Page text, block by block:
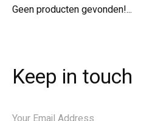
Geen producten gevonden!...
Keep in touch